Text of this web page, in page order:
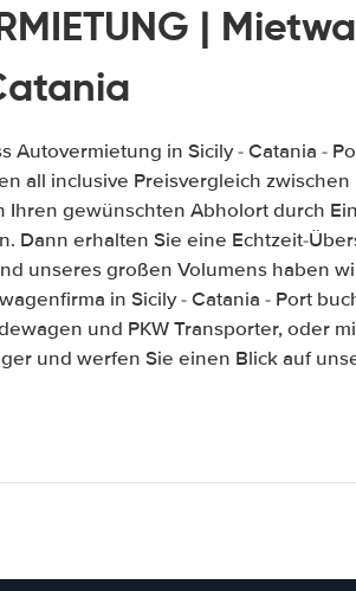
|
in Sicily - Catania -
all inclusive Preisvergleich
gewünschten Abholort durch
Dann erhalten Sie eine Echtzeit-
unseres großen Volumens haben
in Sicily - Catania - Port
und PKW Transporter, oder
und werfen Sie einen Blick auf